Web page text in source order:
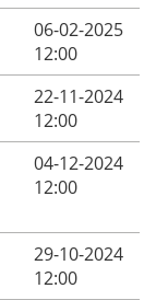
06-02-2025
12:00
22-11-2024
12:00
04-12-2024
12:00
29-10-2024
12:00